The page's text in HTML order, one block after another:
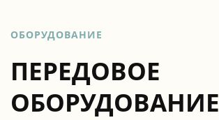
ОБОРУДОВАНИЕ
ПЕРЕДОВОЕ
ОБОРУДОВАНИЕ